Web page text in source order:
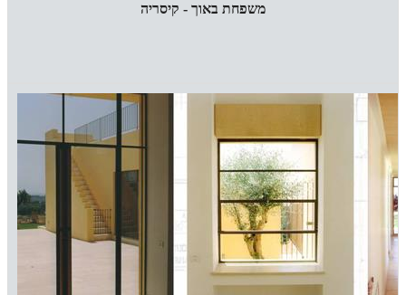
משפחת באוך - קיסריה